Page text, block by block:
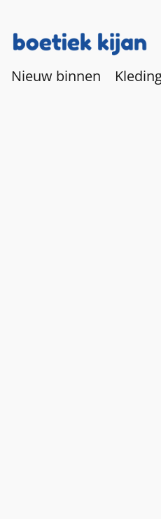
Nieuw binnen